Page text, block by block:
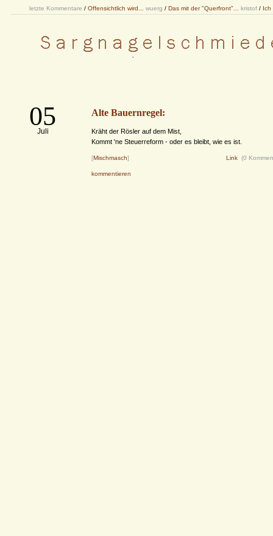
letzte Kommentare / Offensichtlich wird... wuerg / Das mit der "Querfront"... kristof / Ich
05
Juli
Alte Bauernregel:
Kräht der Rösler auf dem Mist,
Kommt 'ne Steuerreform - oder es bleibt, wie es ist.
[Mischmasch] Link (0
kommentieren